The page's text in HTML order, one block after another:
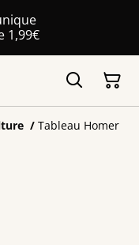
1,99€
/ Tableau Homer